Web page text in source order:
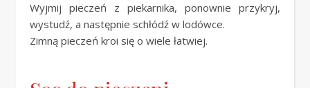
Wyjmij pieczeń z piekarnika, ponownie przykryj,
wystudź, a następnie schłódź w lodówce.
Zimną pieczeń kroi się o wiele łatwiej.